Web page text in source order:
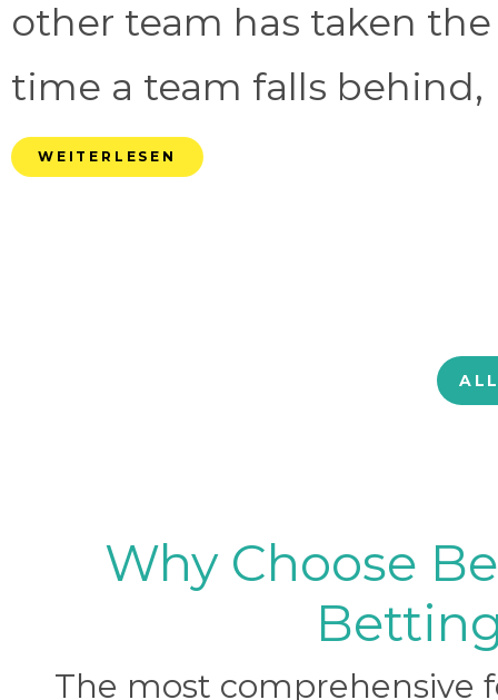
other team has taken
time a team falls behind,
WEITERLESEN
Why Choose
The most